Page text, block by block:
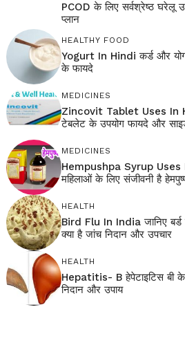
PCOD के लिए सर्वश्रेष्ठ घरेलू
प्लान
HEALTHY FOOD
Yogurt In Hindi कर्ड और
के फायदे
MEDICINES
Zincovit Tablet Uses In
टेबलेट के उपयोग फायदे और
MEDICINES
Hempushpa Syrup Uses
महिलाओं के लिए संजीवनी है
HEALTH
Bird Flu In India जानिए बर्ड
क्या है जांच निदान और उपचार
HEALTH
Hepatitis- B हेपेटाइटिस बी
निदान और उपाय